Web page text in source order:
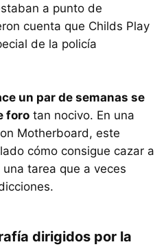
a punto de
cuenta que Childs Play
de la policía
un par de semanas se
foro tan nocivo. En una
Motherboard, este
cómo consigue cazar a
tarea que a veces
dirigidos por la